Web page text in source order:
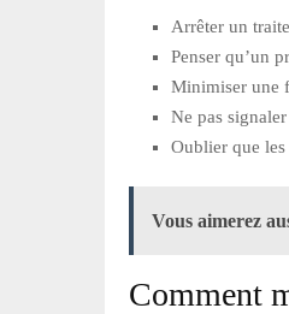
Arrêter un
Penser qu’un
Minimiser une
Ne pas
Oublier que les
Vous aimerez
Comment